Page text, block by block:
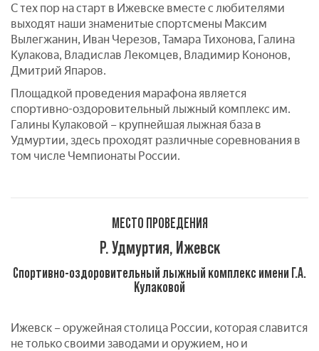
С тех пор на старт в Ижевске вместе с любителями
выходят наши знаменитые спортсмены Максим
Вылегжанин, Иван Черезов, Тамара Тихонова, Галина
Кулакова, Владислав Лекомцев, Владимир Кононов,
Дмитрий Япаров.
Площадкой проведения марафона является
спортивно-оздоровительный лыжный комплекс им.
Галины Кулаковой – крупнейшая лыжная база в
Удмуртии, здесь проходят различные соревнования в
том числе Чемпионаты России.
МЕСТО ПРОВЕДЕНИЯ
Р. Удмуртия, Ижевск
Спортивно-оздоровительный лыжный комплекс имени Г.А.
Кулаковой
Ижевск – оружейная столица России, которая славится
не только своими заводами и оружием, но и